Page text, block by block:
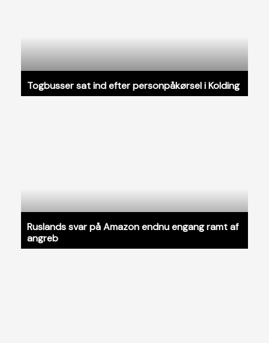
Togbusser sat ind efter personpåkørsel i Kolding
Ruslands svar på Amazon endnu engang ramt af
angreb